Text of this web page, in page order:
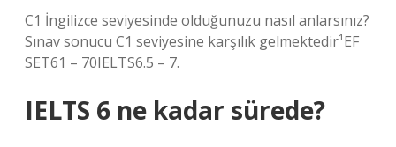
C1 İngilizce seviyesinde olduğunuzu nasıl anlarsınız?
Sınav sonucu C1 seviyesine karşılık gelmektedir¹EF
SET61 – 70IELTS6.5 – 7.
IELTS 6 ne kadar sürede?